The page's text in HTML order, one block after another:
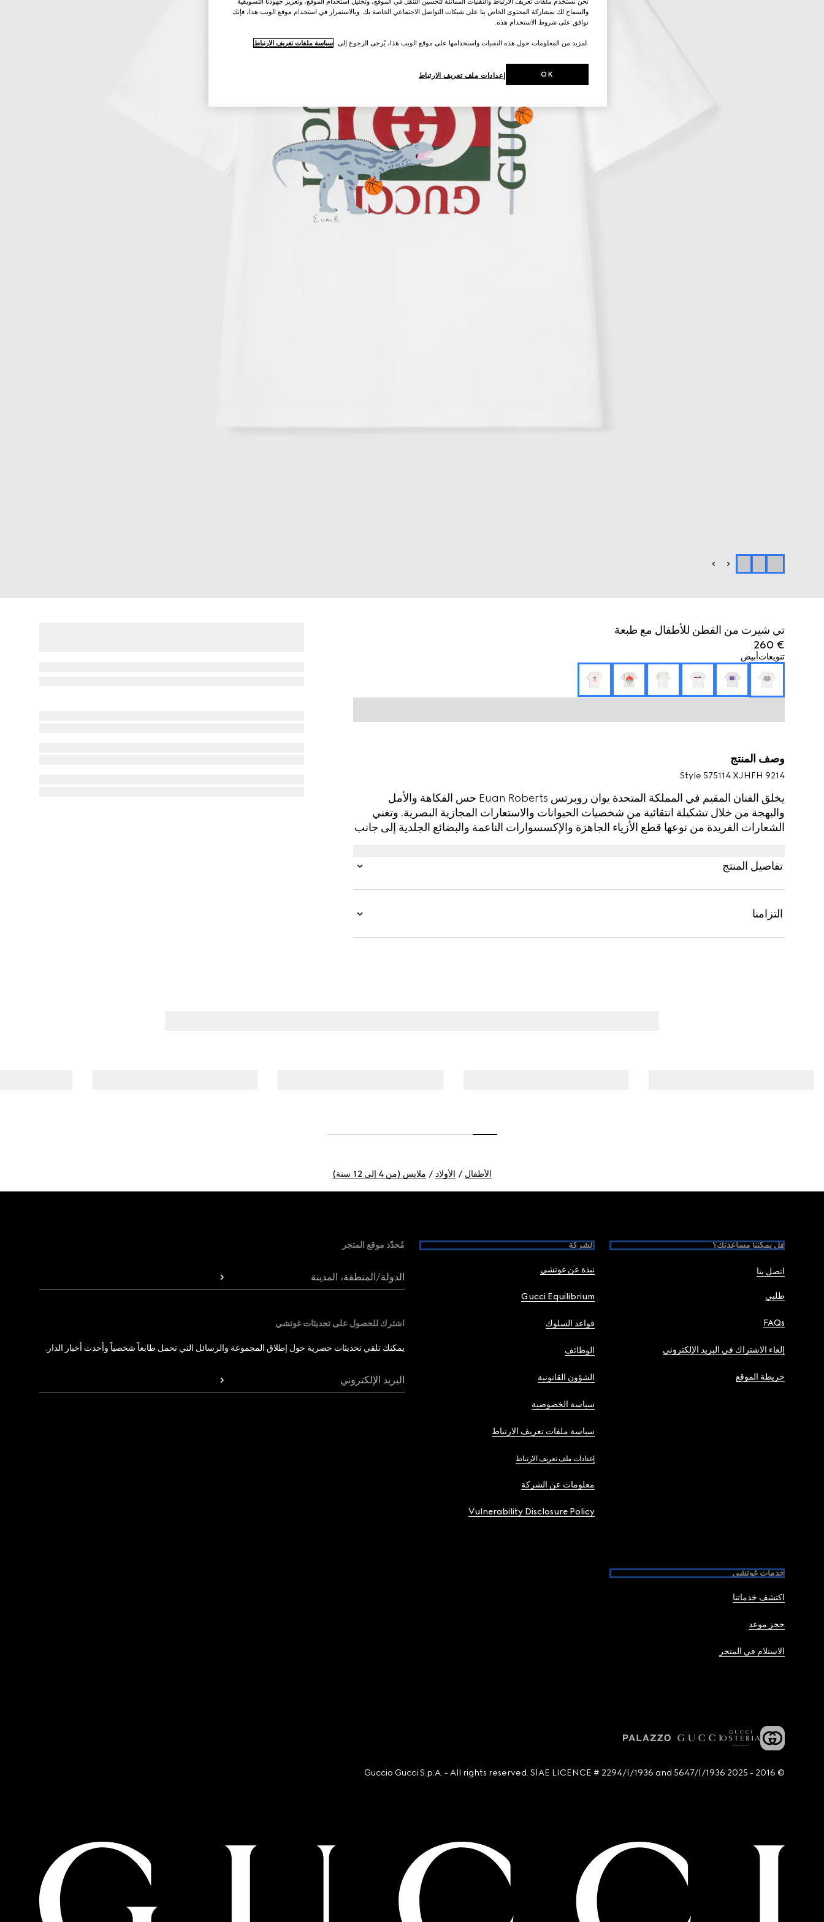
تي شيرت من القطن للأطفال مع طبعة
€ 260
تنويعاتأبيض
وصف المنتج
Style ‎575114 XJHFH 9214
يخلق الفنان المقيم في المملكة المتحدة يوان روبرتس Euan Roberts حس الفكاهة والأمل
والبهجة من خلال تشكيلة انتقائية من شخصيات الحيوانات والاستعارات المجازية البصرية. وتغني
الشعارات الفريدة من نوعها قطع الأزياء الجاهزة والإكسسوارات الناعمة والبضائع الجلدية إلى جانب
تفاصيل المنتج
التزامنا
الأطفال الأولاد ملابس (من 4 إلى 12 سنة)
هل يمكننا مساعدتك؟
اتصل بنا
طلبي
FAQs
إلغاء الاشتراك في البريد الإلكتروني
خريطة الموقع
الشركة
نبذة عن غوتشي
Gucci Equilibrium
قواعد السلوك
الوظائف
الشؤون القانونية
سياسة الخصوصية
سياسة ملفات تعريف الارتباط
إعدادات ملف تعريف الارتباط
معلومات عن الشركة
Vulnerability Disclosure Policy
خدمات غوتشي
اكتشف خدماتنا
حجز موعد
الاستلام في المتجر
مُحدّد موقع المتجر
الدولة/المنطقة، المدينة
اشترك للحصول على تحديثات غوتشي
يمكنك تلقي تحديثات حصرية حول إطلاق المجموعة والرسائل التي تحمل طابعاً شخصياً وأحدث أخبار الدار.
البريد الإلكتروني
© 2016 - 2025 Guccio Gucci S.p.A. - All rights reserved. SIAE LICENCE # 2294/I/1936 and 5647/I/1936
والسماح لك بمشاركة المحتوى الخاص بنا على شبكات التواصل الاجتماعي الخاصة بك. وبالاستمرار في استخدام موقع الويب هذا، فإنك
توافق على شروط الاستخدام هذه.
.لمزيد من المعلومات حول هذه التقنيات واستخدامها على موقع الويب هذا، يُرجى الرجوع إلى سياسة ملفات تعريف الارتباط
إعدادات ملف تعريف الارتباط OK